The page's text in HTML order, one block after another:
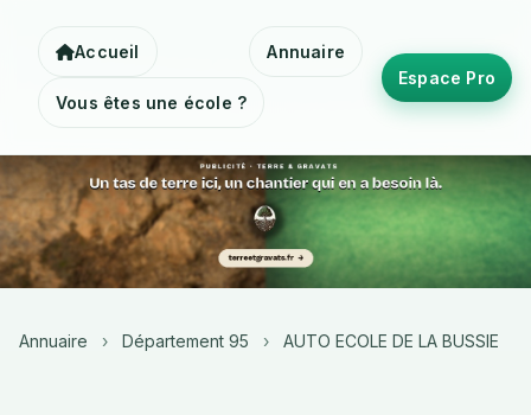
Accueil Annuaire
Vous êtes une école ?
Espace Pro
Annuaire › Département 95 › AUTO ECOLE DE LA BUSSIE